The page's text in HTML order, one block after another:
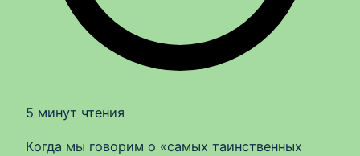
5 минут чтения
Когда мы говорим о «самых таинственных